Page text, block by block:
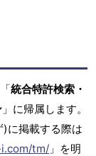
統合特許検索・
」に帰属します。
に掲載する際は
tm/ 」を明